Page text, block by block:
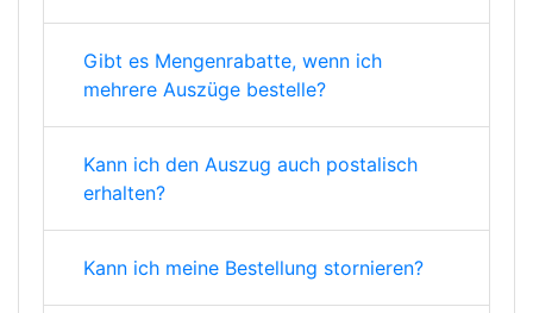
Gibt es Mengenrabatte, wenn ich
mehrere Auszüge bestelle?
Kann ich den Auszug auch postalisch
erhalten?
Kann ich meine Bestellung stornieren?